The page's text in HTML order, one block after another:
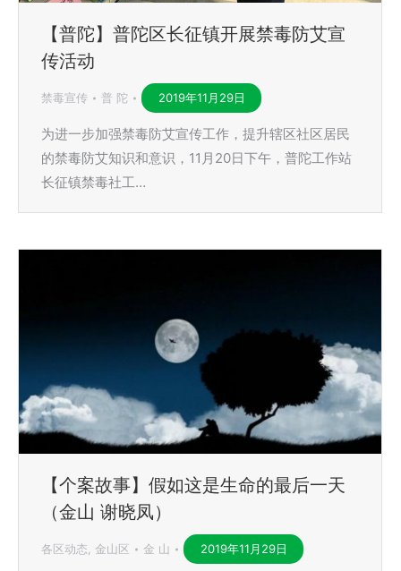
【普陀】普陀区长征镇开展禁毒防艾宣
传活动
禁毒宣传 普 陀 2019年11月29日
为进一步加强禁毒防艾宣传工作，提升辖区社区居民
的禁毒防艾知识和意识，11月20日下午，普陀工作站
长征镇禁毒社工…
【个案故事】假如这是生命的最后一天
（金山 谢晓凤）
各区动态 金山区 金 山 2019年11月29日